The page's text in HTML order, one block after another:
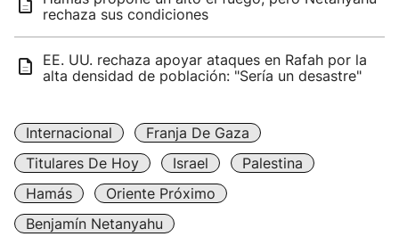
rechaza sus condiciones
EE. UU. rechaza apoyar ataques en Rafah por la
alta densidad de población: "Sería un desastre"
Internacional
Franja De Gaza
Titulares De Hoy
Israel
Palestina
Hamás
Oriente Próximo
Benjamín Netanyahu